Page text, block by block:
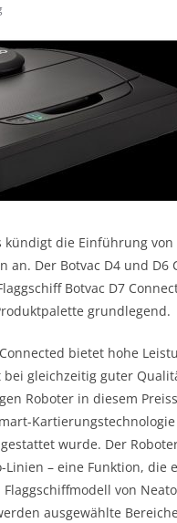
kündigt die Einführung von
an. Der Botvac D4 und D6
Botvac D7
grundlegend.
bietet hohe
bei gleichzeitig guter
Roboter in diesem
wurde. Der
Linien – eine Funktion, die
von
ausgewählte